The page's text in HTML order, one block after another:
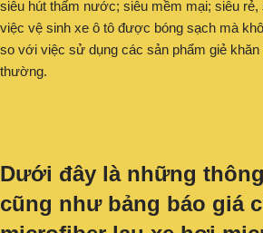
siêu hút thấm nước; siêu mềm mại; siêu rẻ,
việc vệ sinh xe ô tô được bóng sạch mà
so với việc sử dụng các sản phẩm giẻ
thường.
Dưới đây là những
cũng như bảng báo giá